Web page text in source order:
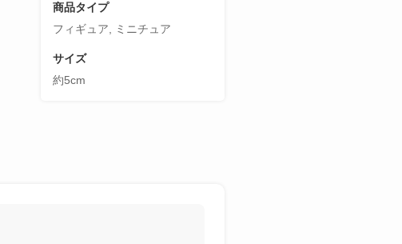
商品タイプ
フィギュア, ミニチュア
サイズ
約5cm